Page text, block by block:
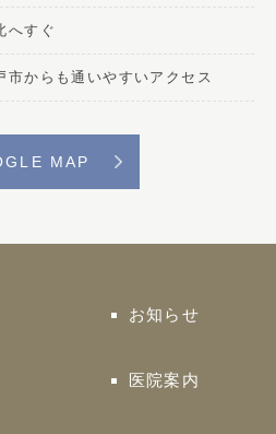
へすぐ
市からも通いやすいアクセス
MAP
お知らせ
医院案内